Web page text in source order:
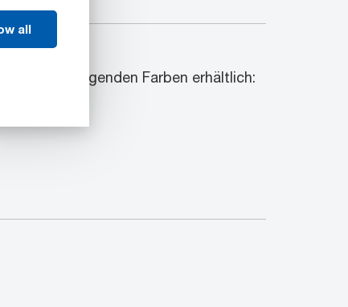
all
in den folgenden Farben erhältlich: